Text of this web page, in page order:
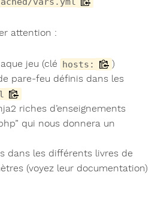
attention :
jeu (clé hosts:
)
pare-feu définis dans les
riches d’enseignements
qui nous donnera un
dans les différents livres de
(voyez leur documentation)